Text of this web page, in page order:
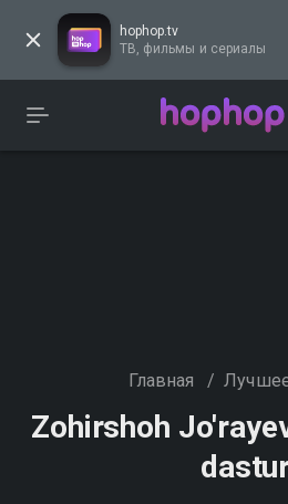
hophop.tv
ТВ, фильмы и сериалы
Главная /
Zohirshoh